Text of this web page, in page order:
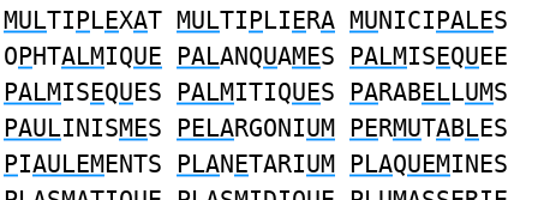
MULTIPLEXAT MULTIPLIERA MUNICIPALES
OPHTALMIQUE PALANQUAMES PALMISEQUEE
PALMISEQUES PALMITIQUES PARABELLUMS
PAULINISMES PELARGONIUM PERMUTABLES
PIAULEMENTS PLANETARIUM PLAQUEMINES